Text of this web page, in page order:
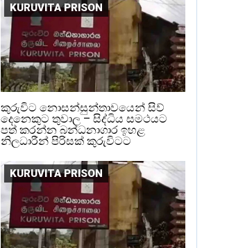
KURUVITA PRISON
කුරුවිට නොසන්සුන්තාවයෙන් සිව්
දෙනෙකුට තුවාල – සිද්ධිය සමථයට
පත් කරන්න බන්ධනාගාර ඉහළ
නිලධාරීන් පිරිසක් කුරුවිටට
KURUVITA PRISON